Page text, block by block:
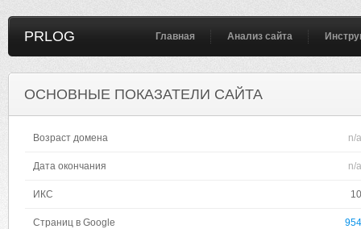
PRLOG Главная Анализ сайта
ОСНОВНЫЕ ПОКАЗАТЕЛИ САЙТА
Возраст домена n/a
Дата окончания n/a
ИКС 10
Страниц в Google 954